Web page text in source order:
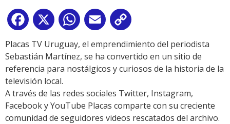
Facebook
X WhatsApp
Email
Link
Placas TV Uruguay, el emprendimiento del periodista
Sebastián Martínez, se ha convertido en un sitio de
referencia para nostálgicos y curiosos de la historia de la
televisión local.
A través de las redes sociales Twitter, Instagram,
Facebook y YouTube Placas comparte con su creciente
comunidad de seguidores videos rescatados del archivo.